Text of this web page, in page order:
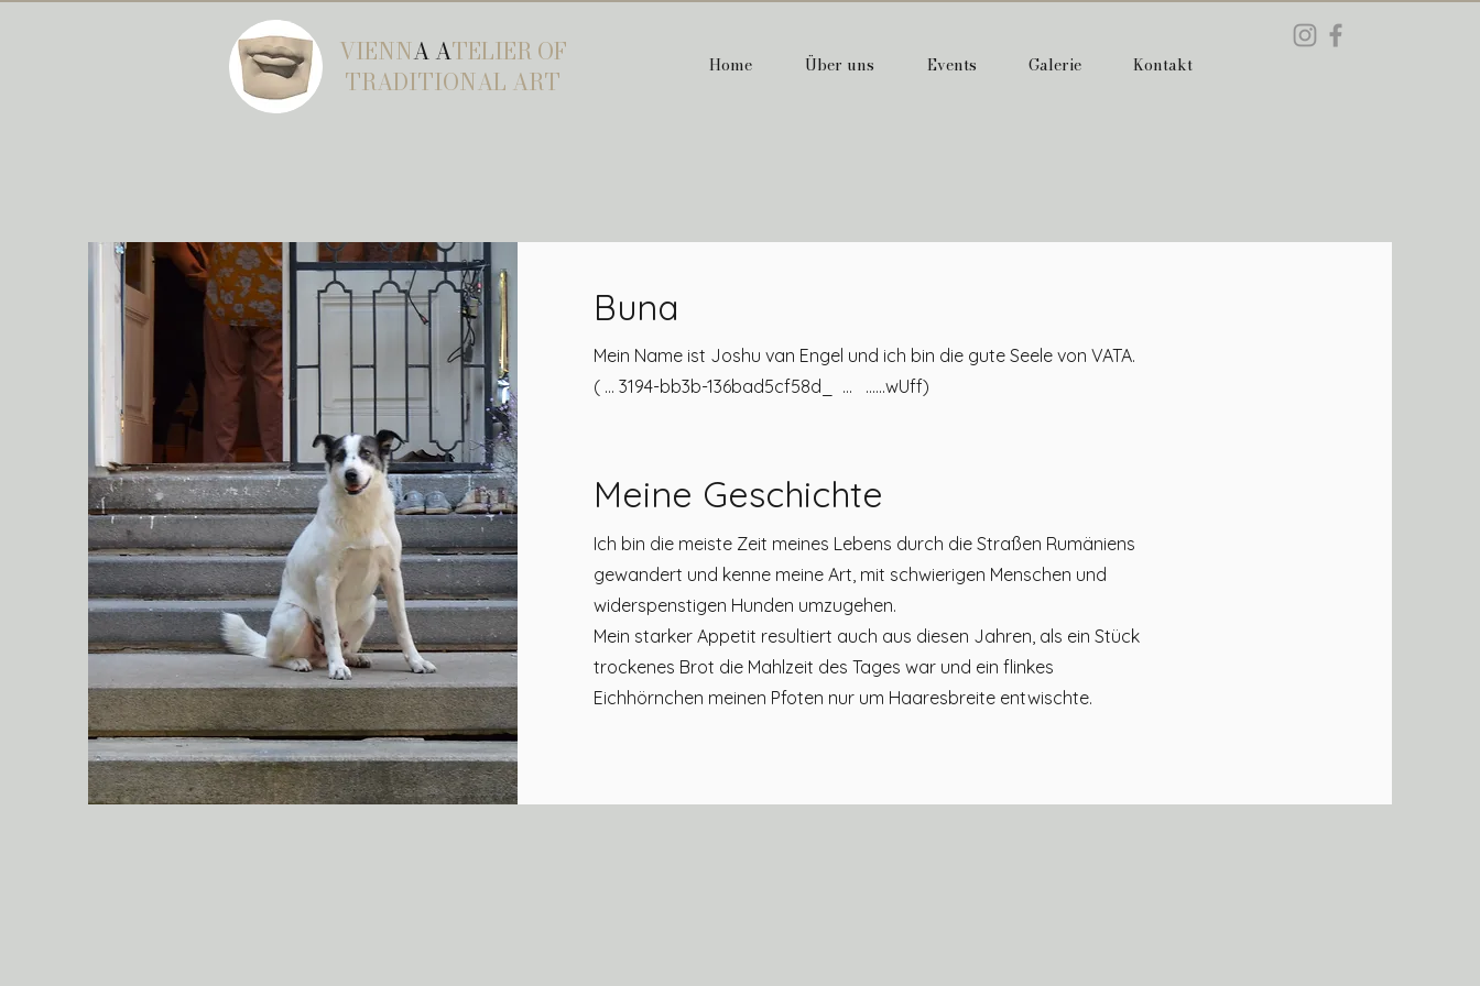
VIENNA ATELIER OF
TRADITIONAL ART
Home Über uns Events Galerie Kontakt
Buna
Mein Name ist Joshu van Engel und ich bin die gute Seele von VATA.
( … 3194-bb3b-136bad5cf58d_ ... ......wUff)
Meine Geschichte
Ich bin die meiste Zeit meines Lebens durch die Straßen Rumäniens
gewandert und kenne meine Art, mit schwierigen Menschen und
widerspenstigen Hunden umzugehen.
Mein starker Appetit resultiert auch aus diesen Jahren, als ein Stück
trockenes Brot die Mahlzeit des Tages war und ein flinkes
Eichhörnchen meinen Pfoten nur um Haaresbreite entwischte.